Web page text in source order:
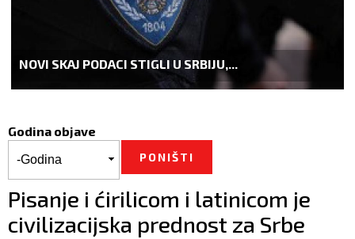
NOVI SKAJ PODACI STIGLI U SRBIJU,...
Godina objave
Pisanje i ćirilicom i latinicom je
civilizacijska prednost za Srbe